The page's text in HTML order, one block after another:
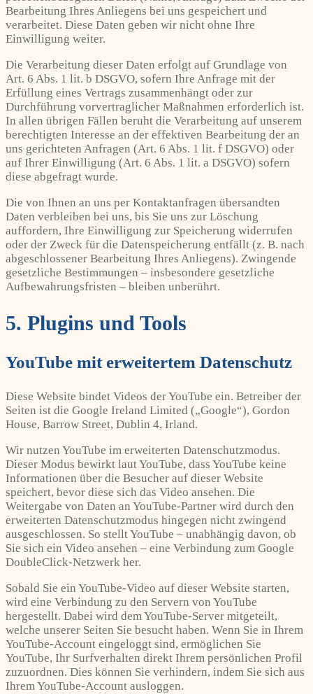
Bearbeitung Ihres Anliegens bei uns gespeichert und
verarbeitet. Diese Daten geben wir nicht ohne Ihre
Einwilligung weiter.
Die Verarbeitung dieser Daten erfolgt auf Grundlage von
Art. 6 Abs. 1 lit. b DSGVO, sofern Ihre Anfrage mit der
Erfüllung eines Vertrags zusammenhängt oder zur
Durchführung vorvertraglicher Maßnahmen erforderlich ist.
In allen übrigen Fällen beruht die Verarbeitung auf unserem
berechtigten Interesse an der effektiven Bearbeitung der an
uns gerichteten Anfragen (Art. 6 Abs. 1 lit. f DSGVO) oder
auf Ihrer Einwilligung (Art. 6 Abs. 1 lit. a DSGVO) sofern
diese abgefragt wurde.
Die von Ihnen an uns per Kontaktanfragen übersandten
Daten verbleiben bei uns, bis Sie uns zur Löschung
auffordern, Ihre Einwilligung zur Speicherung widerrufen
oder der Zweck für die Datenspeicherung entfällt (z. B. nach
abgeschlossener Bearbeitung Ihres Anliegens). Zwingende
gesetzliche Bestimmungen – insbesondere gesetzliche
Aufbewahrungsfristen – bleiben unberührt.
5. Plugins und Tools
YouTube mit erweitertem Datenschutz
Diese Website bindet Videos der YouTube ein. Betreiber der
Seiten ist die Google Ireland Limited („Google“), Gordon
House, Barrow Street, Dublin 4, Irland.
Wir nutzen YouTube im erweiterten Datenschutzmodus.
Dieser Modus bewirkt laut YouTube, dass YouTube keine
Informationen über die Besucher auf dieser Website
speichert, bevor diese sich das Video ansehen. Die
Weitergabe von Daten an YouTube-Partner wird durch den
erweiterten Datenschutzmodus hingegen nicht zwingend
ausgeschlossen. So stellt YouTube – unabhängig davon, ob
Sie sich ein Video ansehen – eine Verbindung zum Google
DoubleClick-Netzwerk her.
Sobald Sie ein YouTube-Video auf dieser Website starten,
wird eine Verbindung zu den Servern von YouTube
hergestellt. Dabei wird dem YouTube-Server mitgeteilt,
welche unserer Seiten Sie besucht haben. Wenn Sie in Ihrem
YouTube-Account eingeloggt sind, ermöglichen Sie
YouTube, Ihr Surfverhalten direkt Ihrem persönlichen Profil
zuzuordnen. Dies können Sie verhindern, indem Sie sich aus
Ihrem YouTube-Account ausloggen.